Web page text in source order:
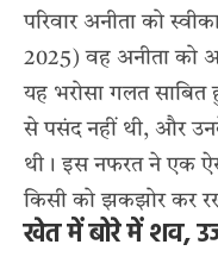
परिवार अनीता को
2025) वह अनीता को
यह भरोसा गलत
से पसंद नहीं थी, और
थी। इस नफरत ने एक
किसी को झकझोर कर
खेत में बोरे में शव,